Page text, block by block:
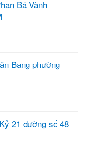
Bá Vành
Bang phường
21 đường số 48